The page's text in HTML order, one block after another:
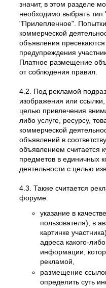
значит, в этом разделе
необходимо выбрать
"Прилепленное".
коммерческой
объявления
предупреждения
Платное размещение
от соблюдения правил.
4.2. Под рекламой
изображения или
целью привлечения
либо услуге, ресурсу,
коммерческой
объявлений в
объявлением считается
предметов в единичных
деятельности с целью
4.3. Также считается
форуме:
указание в
пользователя), в
картинке
адреса какого-
информации,
рекламой,
размещение
определить суть